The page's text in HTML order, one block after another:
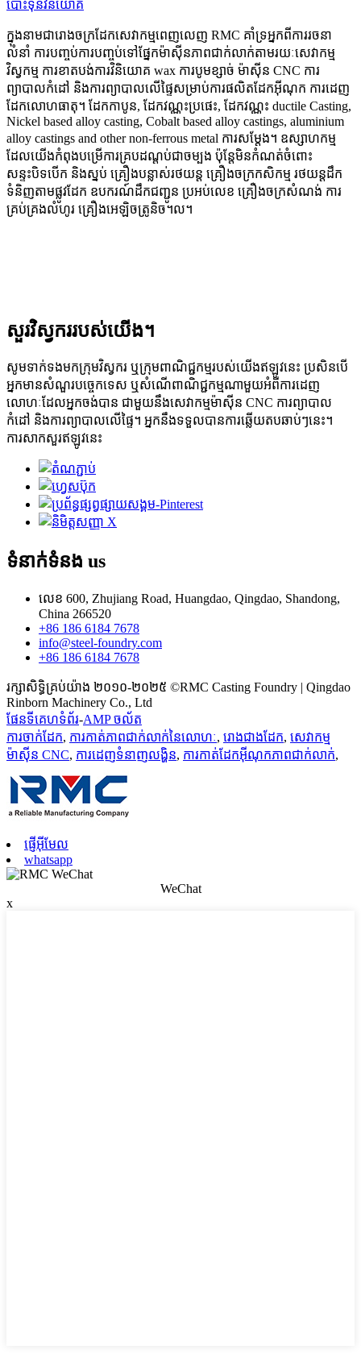
ក្នុងនាមជារោងចក្រដែកសេវាកម្មពេញលេញ RMC គាំទ្រអ្នកពីការរចនា
លំនាំ ការបញ្ចប់ការបញ្ចប់ទៅផ្នែកម៉ាស៊ីនភាពជាក់លាក់តាមរយៈសេវាកម្ម
វិស្វកម្ម ការខាតបង់ការវិនិយោគ wax ការបូមខ្សាច់ ម៉ាស៊ីន CNC ការ
ព្យាបាលកំដៅ និងការព្យាបាលលើផ្ទៃសម្រាប់ការផលិតដែកអ៊ីណុក ការដេញ
ដែកលោហធាតុ។ ដែកកាបូន, ដែកវណ្ណះប្រផេះ, ដែកវណ្ណះ ductile Casting,
Nickel based alloy casting, Cobalt based alloy castings, aluminium
alloy castings and other non-ferrous metal ការសម្ដែង។ ឧស្សាហកម្ម
ដែលយើងកំពុងបម្រើការគ្របដណ្តប់ជាចម្បង ប៉ុន្តែមិនកំណត់ចំពោះ
សន្ទះបិទបើក និងស្នប់ គ្រឿងបន្លាស់រថយន្ត គ្រឿងចក្រកសិកម្ម រថយន្តដឹក
ទំនិញតាមផ្លូវដែក ឧបករណ៍ដឹកជញ្ជូន ប្រអប់លេខ គ្រឿងចក្រសំណង់ ការ
គ្រប់គ្រងលំហូរ គ្រឿងអេឡិចត្រូនិច។ល។
សួរវិស្វកររបស់យើង។
សូមទាក់ទងមកក្រុមវិស្វករ ឬក្រុមពាណិជ្ជកម្មរបស់យើងឥឡូវនេះ ប្រសិនបើ
អ្នកមានសំណួរបច្ចេកទេស ឬសំណើពាណិជ្ជកម្មណាមួយអំពីការដេញ
លោហៈដែលអ្នកចង់បាន ជាមួយនឹងសេវាកម្មម៉ាស៊ីន CNC ការព្យាបាល
កំដៅ និងការព្យាបាលលើផ្ទៃ។ អ្នកនឹងទទួលបានការឆ្លើយតបឆាប់ៗនេះ។
ការសាកសួរឥឡូវនេះ
ទំនាក់ទំនង us
លេខ 600, Zhujiang Road, Huangdao, Qingdao, Shandong,
China 266520
+86 186 6184 7678
info@steel-foundry.com
+86 186 6184 7678
រក្សាសិទ្ធិគ្រប់យ៉ាង ២០១០-២០២៥ ©RMC Casting Foundry | Qingdao
Rinborn Machinery Co., Ltd
ផែនទីគេហទំព័រ-AMP ចល័ត
ការចាក់ដែក, ការកាត់ភាពជាក់លាក់នៃលោហៈ, រោងជាងដែក, សេវាកម្ម
ម៉ាស៊ីន CNC, ការដេញទំនាញលង្ហិន, ការកាត់ដែកអ៊ីណុកភាពជាក់លាក់,
ផ្ញើអ៊ីមែល
whatsapp
WeChat
x